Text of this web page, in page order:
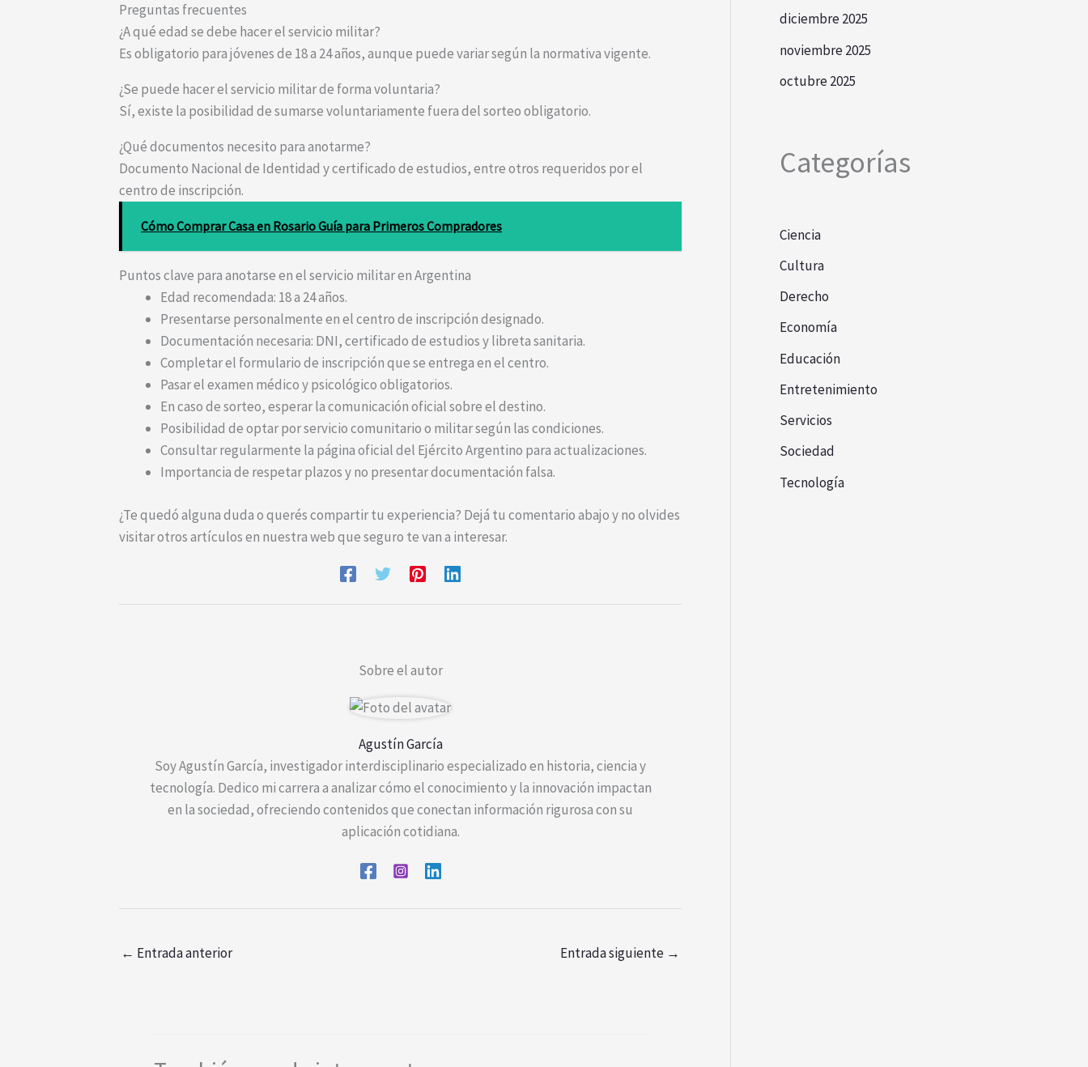
Preguntas frecuentes
¿A qué edad se debe hacer el servicio militar?
Es obligatorio para jóvenes de 18 a 24 años, aunque puede variar según la normativa vigente.
¿Se puede hacer el servicio militar de forma voluntaria?
Sí, existe la posibilidad de sumarse voluntariamente fuera del sorteo obligatorio.
¿Qué documentos necesito para anotarme?
Documento Nacional de Identidad y certificado de estudios, entre otros requeridos por el
centro de inscripción.
Cómo Comprar Casa en Rosario Guía para Primeros Compradores
Puntos clave para anotarse en el servicio militar en Argentina
Edad recomendada: 18 a 24 años.
Presentarse personalmente en el centro de inscripción designado.
Documentación necesaria: DNI, certificado de estudios y libreta sanitaria.
Completar el formulario de inscripción que se entrega en el centro.
Pasar el examen médico y psicológico obligatorios.
En caso de sorteo, esperar la comunicación oficial sobre el destino.
Posibilidad de optar por servicio comunitario o militar según las condiciones.
Consultar regularmente la página oficial del Ejército Argentino para actualizaciones.
Importancia de respetar plazos y no presentar documentación falsa.
¿Te quedó alguna duda o querés compartir tu experiencia? Dejá tu comentario abajo y no olvides
visitar otros artículos en nuestra web que seguro te van a interesar.
Sobre el autor
Agustín García
Soy Agustín García, investigador interdisciplinario especializado en historia, ciencia y
tecnología. Dedico mi carrera a analizar cómo el conocimiento y la innovación impactan
en la sociedad, ofreciendo contenidos que conectan información rigurosa con su
aplicación cotidiana.
← Entrada anterior Entrada siguiente →
diciembre 2025
noviembre 2025
octubre 2025
Categorías
Ciencia
Cultura
Derecho
Economía
Educación
Entretenimiento
Servicios
Sociedad
Tecnología